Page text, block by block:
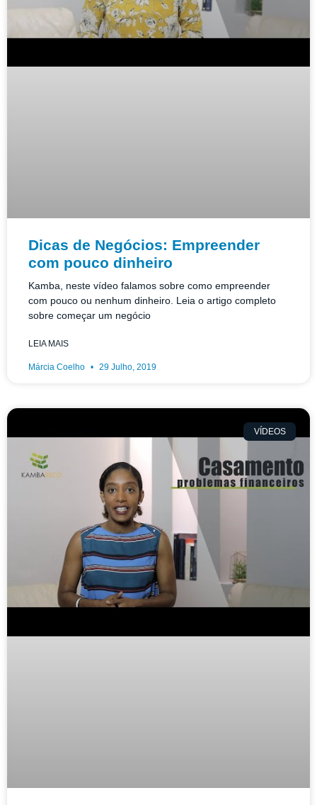
Dicas de Negócios: Empreender
com pouco dinheiro
Kamba, neste vídeo falamos sobre como empreender
com pouco ou nenhum dinheiro. Leia o artigo completo
sobre começar um negócio
LEIA MAIS
Márcia Coelho 29 Julho, 2019
VÍDEOS